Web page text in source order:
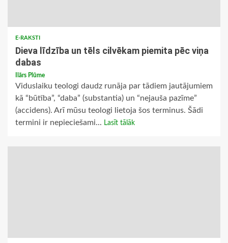
E-RAKSTI
Dieva līdzība un tēls cilvēkam piemita pēc viņa
dabas
Ilārs Plūme
Viduslaiku teologi daudz runāja par tādiem jautājumiem
kā “būtība”, “daba” (substantia) un “nejauša pazīme”
(accidens). Arī mūsu teologi lietoja šos terminus. Šādi
termini ir nepieciešami... Lasīt tālāk